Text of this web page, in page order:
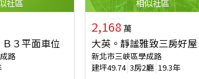
社區
３平面車位
路
相似社區
2,168 萬
大英。靜謐雅致三房好屋
新北市三峽區學成路
建坪49.74 3房2廳 19.3年